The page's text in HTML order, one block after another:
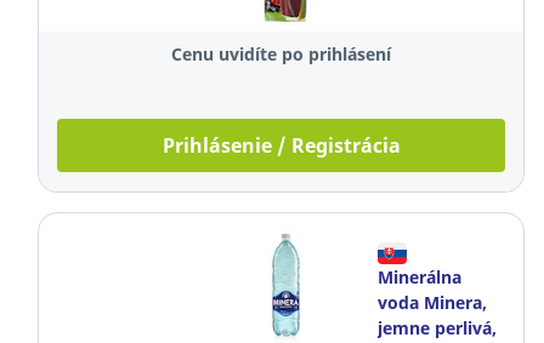
Cenu uvidíte po prihlásení
Prihlásenie / Registrácia
Minerálna
voda Minera,
jemne perlivá,